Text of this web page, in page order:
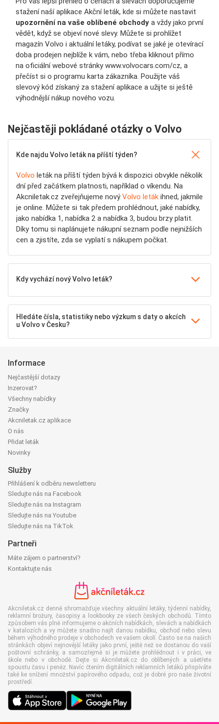
stažení naší aplikace Akční leták, kde si můžete nastavit
upozornění na vaše oblíbené obchody a vždy jako první
vědět, když se objeví nové slevy. Můžete si prohlížet
magazín Volvo i aktuální letáky, podívat se jaké je otevírací
doba prodejen nejblíže k vám, nebo třeba kliknout přímo
na oficiální webové stránkywww.volvocars.com/cz, a
přečíst si o programu karta zákazníka. Použijte váš
slevový kód získaný za stažení aplikace a užijte si ještě
výhodnější nákup nového vozu.
Nejčastěji pokládané otázky o Volvo
Kde najdu Volvo leták na příští týden?
Volvo leták na příští týden bývá k dispozici obvykle několik
dní před začátkem platnosti, například o víkendu. Na
Akcniletak.cz zveřejňujeme novýVolvo leták ihned, jakmile
je online. Můžete si tak předem prohlédnout, jaké nabídky,
jako nabídka 1, nabídka 2 a nabídka 3, budou brzy platit.
Díky tomu si naplánujete nákupní seznam podle nejnižších
cen a zjistíte, zda se vyplatí s nákupem počkat.
Kdy vychází nový Volvo leták?
Hledáte čísla, statistiky nebo výzkum s daty o akcích
u Volvo v Česku?
Informace
Nejčastější dotazy
Inzerovat?
Všechny nabídky
Značky
Akcniletak.cz aplikace
O nás
Přidat leták
Novinky
Služby
Přihlášení k odběru newsletteru
Sledujte nás na Facebook
Sledujte nás na Instagram
Sledujte nás na Youtube
Sledujte nás na TikTok
Partneři
Máte zájem o partnerství?
Kontaktujte nás
Akcniletak.cz denně shromažďuje všechny aktuální letáky, týdenní nabídky,
reklamní brožury, časopisy a lookbooky ze všech českých obchodů. Tímto
způsobem vás plně informujeme o akčních nabídkách, slevách a nabídkách
v katalozích a vy můžete snadno najít danou nabídku, obchod nebo slevu
během výhodného prodeje v obchodech ve vašem okolí. Často se na našich
stránkách objeví nejnovější letáky jako první, ještě než se dostanou do vaší
poštovní schránky, a samozřejmě si je můžete prohlédnout i v práci, ve
škole nebo v obchodě. Dejte si Akcniletak.cz do oblíbených a ušetřete
spoustu času i peněz. Navíc čtením digitálních reklamních letáků přispíváte
také ke snížení množství papírového odpadu, což je dobré pro naše životní
prostředí.